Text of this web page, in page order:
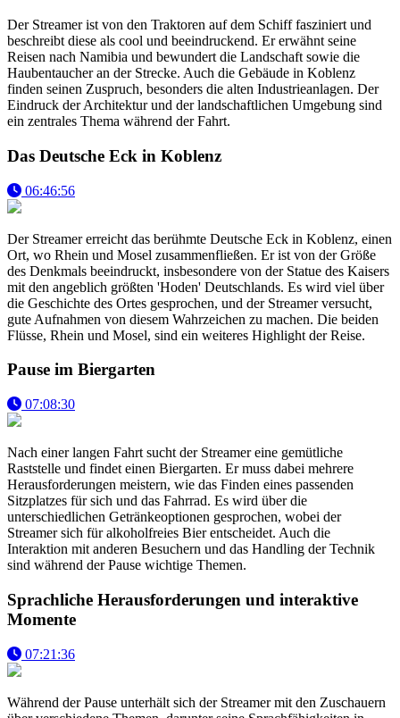
Der Streamer ist von den Traktoren auf dem Schiff fasziniert und
beschreibt diese als cool und beeindruckend. Er erwähnt seine
Reisen nach Namibia und bewundert die Landschaft sowie die
Haubentaucher an der Strecke. Auch die Gebäude in Koblenz
finden seinen Zuspruch, besonders die alten Industrieanlagen. Der
Eindruck der Architektur und der landschaftlichen Umgebung sind
ein zentrales Thema während der Fahrt.
Das Deutsche Eck in Koblenz
06:46:56
Der Streamer erreicht das berühmte Deutsche Eck in Koblenz, einen
Ort, wo Rhein und Mosel zusammenfließen. Er ist von der Größe
des Denkmals beeindruckt, insbesondere von der Statue des Kaisers
mit den angeblich größten 'Hoden' Deutschlands. Es wird viel über
die Geschichte des Ortes gesprochen, und der Streamer versucht,
gute Aufnahmen von diesem Wahrzeichen zu machen. Die beiden
Flüsse, Rhein und Mosel, sind ein weiteres Highlight der Reise.
Pause im Biergarten
07:08:30
Nach einer langen Fahrt sucht der Streamer eine gemütliche
Raststelle und findet einen Biergarten. Er muss dabei mehrere
Herausforderungen meistern, wie das Finden eines passenden
Sitzplatzes für sich und das Fahrrad. Es wird über die
unterschiedlichen Getränkeoptionen gesprochen, wobei der
Streamer sich für alkoholfreies Bier entscheidet. Auch die
Interaktion mit anderen Besuchern und das Handling der Technik
sind während der Pause wichtige Themen.
Sprachliche Herausforderungen und interaktive
Momente
07:21:36
Während der Pause unterhält sich der Streamer mit den Zuschauern